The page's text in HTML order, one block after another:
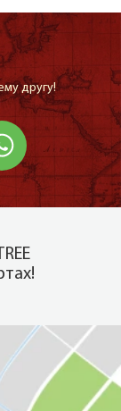
другу!